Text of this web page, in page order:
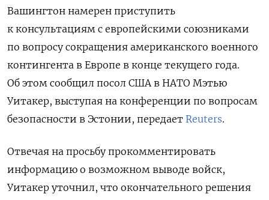
Вашингтон намерен приступить
к консультациям с европейскими союзниками
по вопросу сокращения американского военного
контингента в Европе в конце текущего года.
Об этом сообщил посол США в НАТО Мэтью
Уитакер, выступая на конференции по вопросам
безопасности в Эстонии, передает Reuters.
Отвечая на просьбу прокомментировать
информацию о возможном выводе войск,
Уитакер уточнил, что окончательного решения